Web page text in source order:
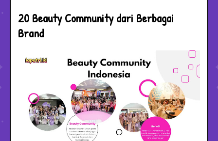
20 Beauty Community dari Berbagai
Brand